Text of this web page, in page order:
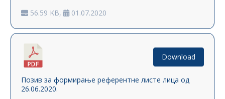
56.59 KB,
01.07.2020
Позив за формирање референтне листе лица од
26.06.2020.
Download